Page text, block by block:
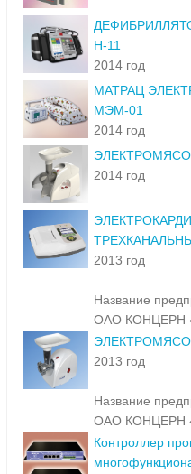
Н-11
2014 год
МАТРАЦ
МЭМ-01
2014 год
2014 год
2013 год
Название
ОАО КОНЦЕРН
2013 год
Название
ОАО КОНЦЕРН
Контроллер